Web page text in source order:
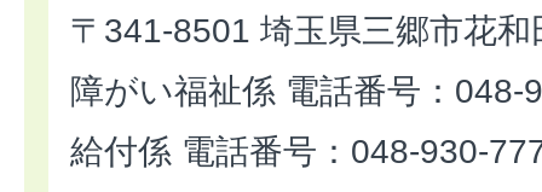
〒341-8501 埼玉県三郷市花
障がい福祉係 電話番号：048-
給付係 電話番号：048-930-